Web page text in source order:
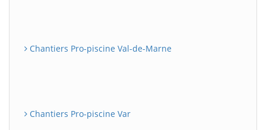
Chantiers Pro-piscine Val-de-Marne
Chantiers Pro-piscine Var